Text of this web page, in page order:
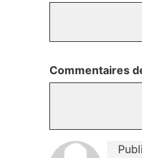
Commentaires